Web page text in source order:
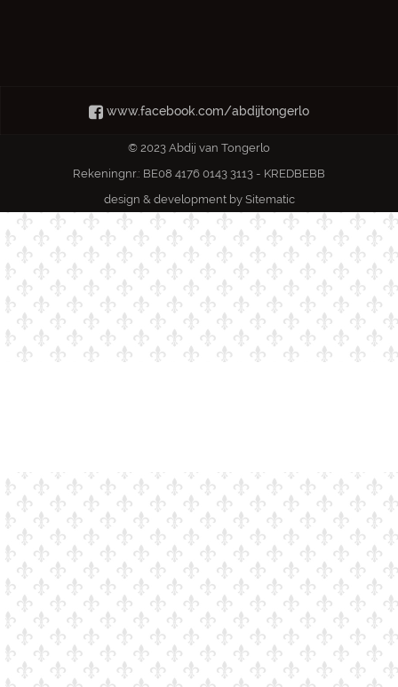
www.facebook.com/abdijtongerlo
© 2023 Abdij van Tongerlo
Rekeningnr.: BE08 4176 0143 3113 - KREDBEBB
design & development by Sitematic